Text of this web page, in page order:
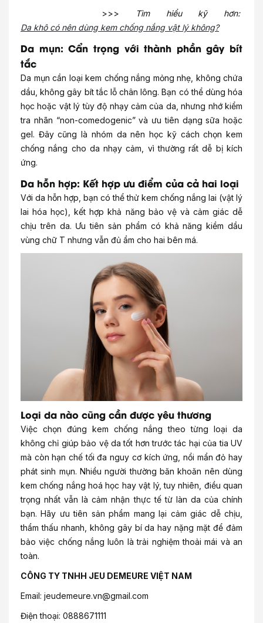
>>>
Tìm hiểu kỹ hơn:
Da khô có nên dùng kem chống nắng vật lý không?
Da mụn: Cẩn trọng với thành phần gây bít
tắc
Da mụn cần loại kem chống nắng mỏng nhẹ, không chứa
dầu, không gây bít tắc lỗ chân lông. Bạn có thể dùng hóa
học hoặc vật lý tùy độ nhạy cảm của da, nhưng nhớ kiểm
tra nhãn “non-comedogenic” và ưu tiên dạng sữa hoặc
gel. Đây cũng là nhóm da nên học kỹ cách chọn kem
chống nắng cho da nhạy cảm, vì thường rất dễ bị kích
ứng.
Da hỗn hợp: Kết hợp ưu điểm của cả hai loại
Với da hỗn hợp, bạn có thể thử kem chống nắng lai (vật lý
lai hóa học), kết hợp khả năng bảo vệ và cảm giác dễ
chịu trên da. Ưu tiên sản phẩm có khả năng kiềm dầu
vùng chữ T nhưng vẫn đủ ẩm cho hai bên má.
Loại da nào cũng cần được yêu thương
Việc chọn đúng kem chống nắng theo từng loại da
không chỉ giúp bảo vệ da tốt hơn trước tác hại của tia UV
mà còn hạn chế tối đa nguy cơ kích ứng, nổi mẩn đỏ hay
phát sinh mụn. Nhiều người thường băn khoăn nên dùng
kem chống nắng hoá học hay vật lý, tuy nhiên, điều quan
trọng nhất vẫn là cảm nhận thực tế từ làn da của chính
bạn. Hãy ưu tiên sản phẩm mang lại cảm giác dễ chịu,
thẩm thấu nhanh, không gây bí da hay nặng mặt để đảm
bảo việc chống nắng luôn là trải nghiệm thoải mái và an
toàn.
CÔNG TY TNHH JEU DEMEURE VIỆT NAM
Email: jeudemeure.vn@gmail.com
Điện thoại: 0888671111